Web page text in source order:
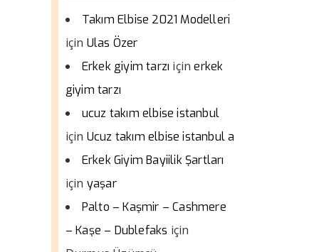
Takım Elbise 2021 Modelleri
için Ulas Özer
Erkek giyim tarzı içinerkek
giyim tarzı
ucuz takım elbise istanbul
için Ucuz takım elbise istanbul a
Erkek Giyim Bayiilik Şartları
için yaşar
Palto – Kaşmir – Cashmere
– Kaşe – Dublefaks için